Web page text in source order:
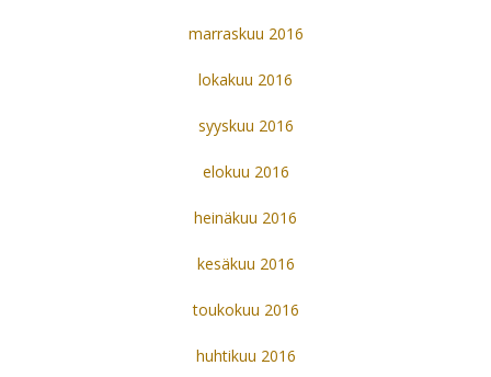
marraskuu 2016
lokakuu 2016
syyskuu 2016
elokuu 2016
heinäkuu 2016
kesäkuu 2016
toukokuu 2016
huhtikuu 2016